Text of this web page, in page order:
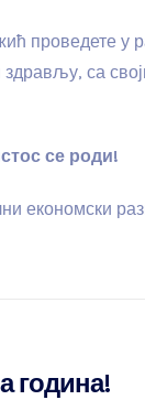
проведете у
са
се роди!
економски
година!